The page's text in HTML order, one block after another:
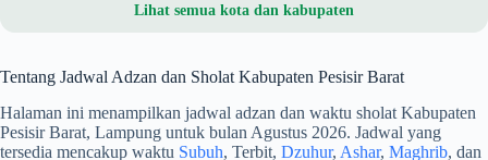
Lihat semua kota dan kabupaten
Tentang Jadwal Adzan dan Sholat Kabupaten Pesisir Barat
Halaman ini menampilkan jadwal adzan dan waktu sholat Kabupaten
Pesisir Barat, Lampung untuk bulan Agustus 2026. Jadwal yang
tersedia mencakup waktu Subuh, Terbit, Dzuhur, Ashar, Maghrib, dan